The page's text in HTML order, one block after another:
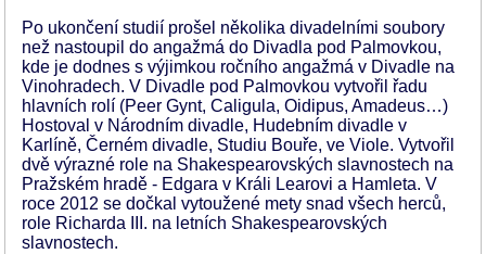
Po ukončení studií prošel několika divadelními soubory
než nastoupil do angažmá do Divadla pod Palmovkou,
kde je dodnes s výjimkou ročního angažmá v Divadle na
Vinohradech. V Divadle pod Palmovkou vytvořil řadu
hlavních rolí (Peer Gynt, Caligula, Oidipus, Amadeus…)
Hostoval v Národním divadle, Hudebním divadle v
Karlíně, Černém divadle, Studiu Bouře, ve Viole. Vytvořil
dvě výrazné role na Shakespearovských slavnostech na
Pražském hradě - Edgara v Králi Learovi a Hamleta. V
roce 2012 se dočkal vytoužené mety snad všech herců,
role Richarda III. na letních Shakespearovských
slavnostech.